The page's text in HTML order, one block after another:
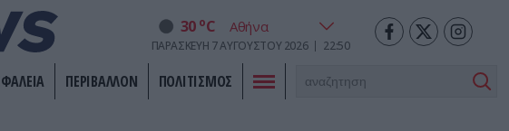
30 oC
ΠΑΡΑΣΚΕΥΉ 7ΑΥΓΟΎΣΤΟΥ 2026 22:50
ΠΕΡΙΒΑΛΛΟΝ ΠΟΛΙΤΙΣΜΟΣ